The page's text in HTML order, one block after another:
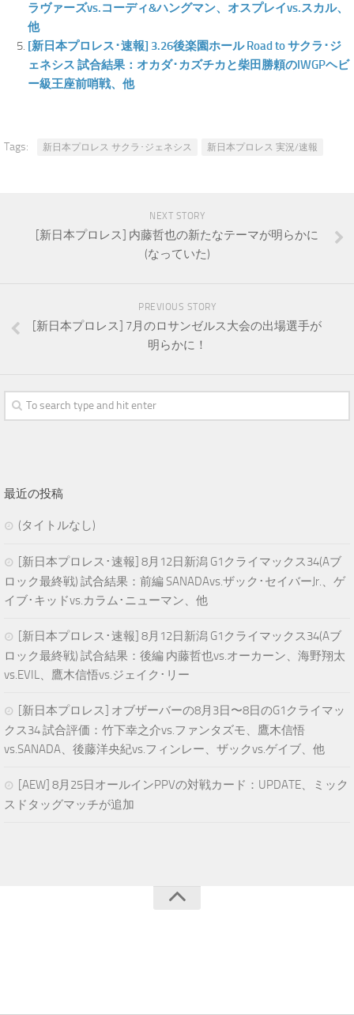
ラヴァーズvs.コーディ&ハングマン、オスプレイvs.スカル、
他
[新日本プロレス･速報] 3.26後楽園ホール Road to サクラ･ジ
ェネシス 試合結果：オカダ･カズチカと柴田勝頼のIWGPヘビ
ー級王座前哨戦、他
Tags: 新日本プロレス サクラ･ジェネシス 新日本プロレス 実況/速報
NEXT STORY
[新日本プロレス] 内藤哲也の新たなテーマが明らかに
(なっていた)
PREVIOUS STORY
[新日本プロレス] 7月のロサンゼルス大会の出場選手が
明らかに！
最近の投稿
(タイトルなし)
[新日本プロレス･速報] 8月12日新潟 G1クライマックス34(Aブ
ロック最終戦) 試合結果：前編 SANADAvs.ザック･セイバーJr.、ゲ
イブ･キッドvs.カラム･ニューマン、他
[新日本プロレス･速報] 8月12日新潟 G1クライマックス34(Aブ
ロック最終戦) 試合結果：後編 内藤哲也vs.オーカーン、海野翔太
vs.EVIL、鷹木信悟vs.ジェイク･リー
[新日本プロレス] オブザーバーの8月3日〜8日のG1クライマッ
クス34 試合評価：竹下幸之介vs.ファンタズモ、鷹木信悟
vs.SANADA、後藤洋央紀vs.フィンレー、ザックvs.ゲイブ、他
[AEW] 8月25日オールインPPVの対戦カード：UPDATE、ミック
スドタッグマッチが追加